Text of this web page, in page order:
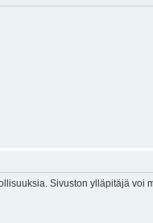
Sivuston ylläpitäjä